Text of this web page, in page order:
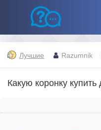
Лучшие Razumnik
Какую коронку